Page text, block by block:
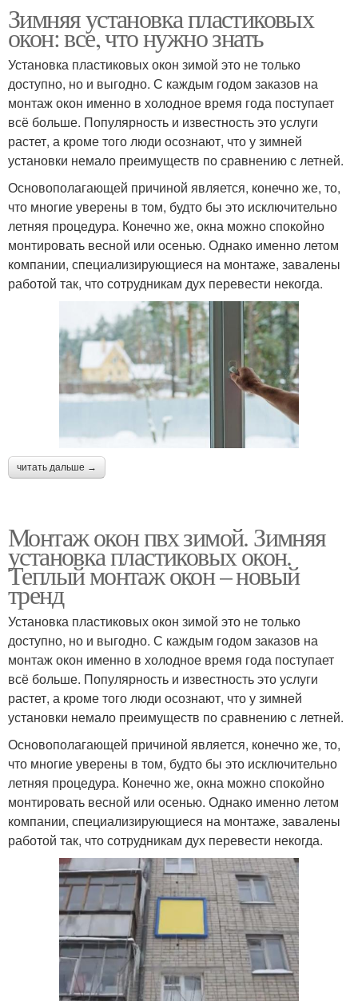
Зимняя установка пластиковых
окон: все, что нужно знать
Установка пластиковых окон зимой это не только
доступно, но и выгодно. С каждым годом заказов на
монтаж окон именно в холодное время года поступает
всё больше. Популярность и известность это услуги
растет, а кроме того люди осознают, что у зимней
установки немало преимуществ по сравнению с летней.
Основополагающей причиной является, конечно же, то,
что многие уверены в том, будто бы это исключительно
летняя процедура. Конечно же, окна можно спокойно
монтировать весной или осенью. Однако именно летом
компании, специализирующиеся на монтаже, завалены
работой так, что сотрудникам дух перевести некогда.
читать дальше →
Монтаж окон пвх зимой. Зимняя
установка пластиковых окон.
Теплый монтаж окон – новый
тренд
Установка пластиковых окон зимой это не только
доступно, но и выгодно. С каждым годом заказов на
монтаж окон именно в холодное время года поступает
всё больше. Популярность и известность это услуги
растет, а кроме того люди осознают, что у зимней
установки немало преимуществ по сравнению с летней.
Основополагающей причиной является, конечно же, то,
что многие уверены в том, будто бы это исключительно
летняя процедура. Конечно же, окна можно спокойно
монтировать весной или осенью. Однако именно летом
компании, специализирующиеся на монтаже, завалены
работой так, что сотрудникам дух перевести некогда.